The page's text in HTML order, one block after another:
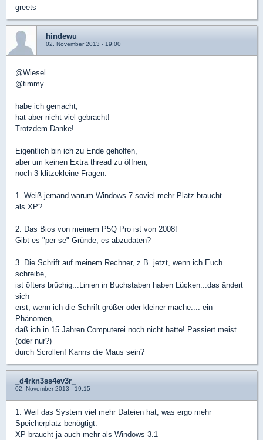
greets
hindewu
02. November 2013 - 19:00
@Wiesel
@timmy
habe ich gemacht,
hat aber nicht viel gebracht!
Trotzdem Danke!
Eigentlich bin ich zu Ende geholfen,
aber um keinen Extra thread zu öffnen,
noch 3 klitzekleine Fragen:
1. Weiß jemand warum Windows 7 soviel mehr Platz braucht
als XP?
2. Das Bios von meinem P5Q Pro ist von 2008!
Gibt es "per se" Gründe, es abzudaten?
3. Die Schrift auf meinem Rechner, z.B. jetzt, wenn ich Euch
schreibe,
ist öfters brüchig...Linien in Buchstaben haben Lücken...das ändert
sich
erst, wenn ich die Schrift größer oder kleiner mache.... ein
Phänomen,
daß ich in 15 Jahren Computerei noch nicht hatte! Passiert meist
(oder nur?)
durch Scrollen! Kanns die Maus sein?
_d4rkn3ss4ev3r_
02. November 2013 - 19:15
1: Weil das System viel mehr Dateien hat, was ergo mehr
Speicherplatz benögtigt.
XP braucht ja auch mehr als Windows 3.1